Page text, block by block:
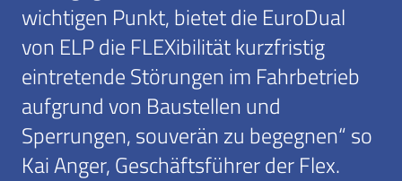
wichtigen Punkt, bietet die EuroDual
von ELP die FLEXibilität kurzfristig
eintretende Störungen im Fahrbetrieb
aufgrund von Baustellen und
Sperrungen, souverän zu begegnen“ so
Kai Anger, Geschäftsführer der Flex.